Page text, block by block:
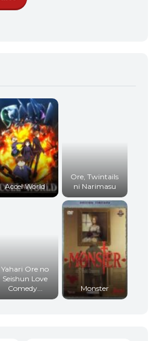
Accel World
Ore, Twintails
ni Narimasu
Yahari Ore no
Seishun Love
Comedy...
Monster